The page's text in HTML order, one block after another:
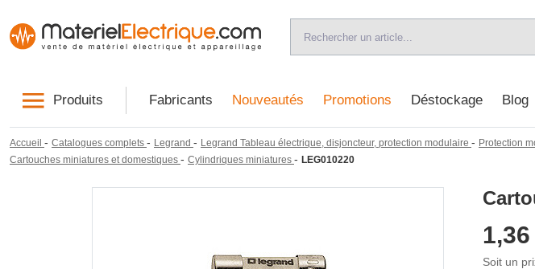
Produits Fabricants Nouveautés Promotions Déstockage Blog
Accueil - Catalogues complets - Legrand - Legrand Tableau électrique, disjoncteur, protection modulaire - Protection
Cartouches miniatures et domestiques - Cylindriques miniatures - LEG010220
Soit un